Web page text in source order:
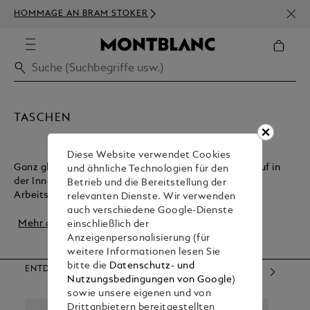
HOMMAGE AN BRAM STOKER
TASCHEN
Ganz gleich, ob Sie eine leichte Tasche für den Einkauf in
der Innenstadt oder eine robuste Tasche für den
Arbeitsweg suchen, Montblanc bietet Ihnen g...
Mehr ansehen
ENTDECKEN SIE UNSERE KATEGORIEN
Diese Website verwendet Cookies
und ähnliche Technologien für den
Betrieb und die Bereitstellung der
relevanten Dienste. Wir verwenden
auch verschiedene Google-Dienste
einschließlich der
Anzeigenpersonalisierung (für
weitere Informationen lesen Sie
bitte die Datenschutz- und
Nutzungsbedingungen von Google)
sowie unsere eigenen und von
Drittanbietern bereitgestellten